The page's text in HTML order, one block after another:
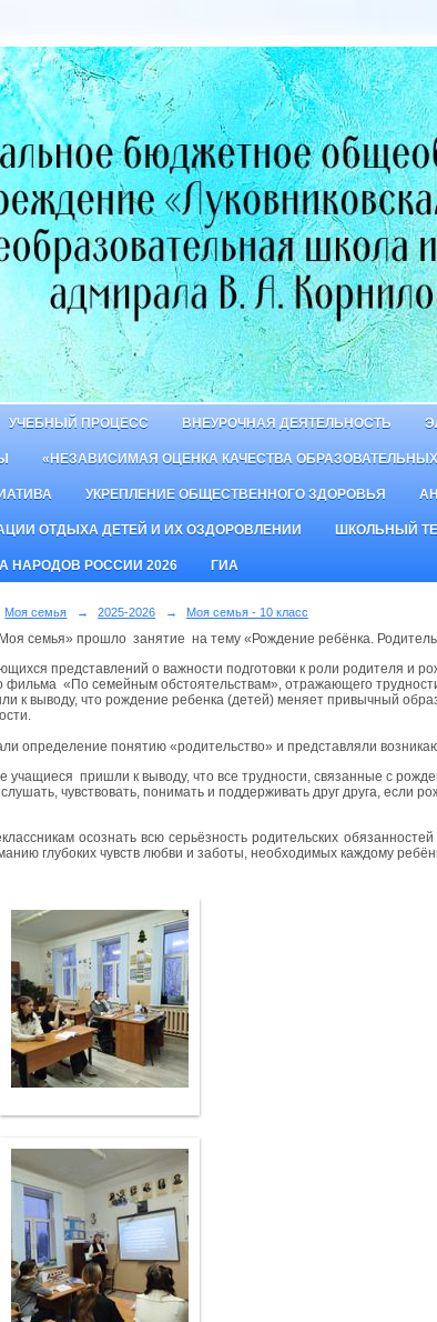
УЧЕБНЫЙ ПРОЦЕСС ВНЕУРОЧНАЯ ДЕЯТЕЛЬНОСТЬ
«НЕЗАВИСИМАЯ ОЦЕНКА КАЧЕСТВА ОБРАЗОВАТЕЛЬНЫХ
УКРЕПЛЕНИЕ ОБЩЕСТВЕННОГО ЗДОРОВЬЯ
ОТДЫХА ДЕТЕЙ И ИХ ОЗДОРОВЛЕНИИ ШКОЛЬНЫЙ
НАРОДОВ РОССИИ 2026 ГИА
Моя семья → 2025-2026 → Моя семья - 10 класс
семья» прошло занятие на тему «Рождение ребёнка.
представлений о важности подготовки к роли родителя и
фильма «По семейным обстоятельствам», отражающего
к выводу, что рождение ребенка (детей) меняет привычный
определение понятию «родительство» и представляли
учащиеся пришли к выводу, что все трудности, связанные с
чувствовать, понимать и поддерживать друг друга, если
осознать всю серьёзность родительских
глубоких чувств любви и заботы, необходимых каждому